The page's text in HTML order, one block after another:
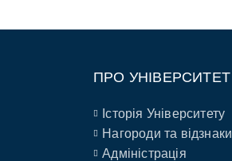
ПРО УНІВЕРСИТЕТ
Історія Університету
Нагороди та відзнаки
Адміністрація